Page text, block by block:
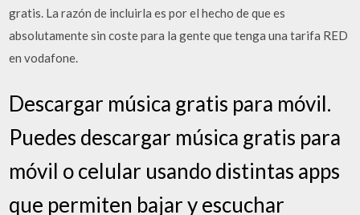
gratis. La razón de incluirla es por el hecho de que es
absolutamente sin coste para la gente que tenga una tarifa RED
en vodafone.
Descargar música gratis para móvil.
Puedes descargar música gratis para
móvil o celular usando distintas apps
que permiten bajar y escuchar